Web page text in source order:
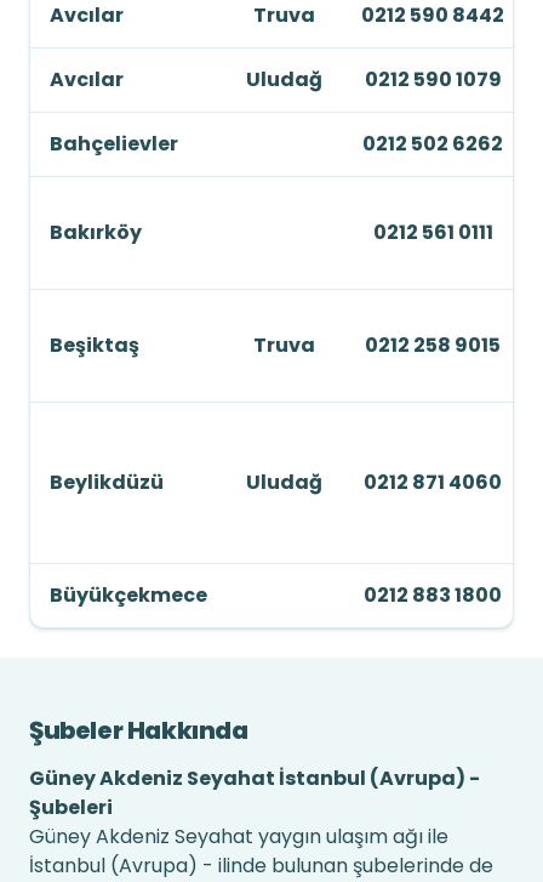
Avcılar Truva 0212 590 8442
Avcılar Uludağ 0212 590 1079
Bahçelievler 0212 502 6262
Bakırköy 0212 561 0111
Beşiktaş Truva 0212 258 9015
Beylikdüzü Uludağ 0212 871 4060
Büyükçekmece 0212 883 1800
Şubeler Hakkında
Güney Akdeniz Seyahat İstanbul (Avrupa) -
Şubeleri
Güney Akdeniz Seyahat yaygın ulaşım ağı ile
İstanbul (Avrupa) - ilinde bulunan şubelerinde de